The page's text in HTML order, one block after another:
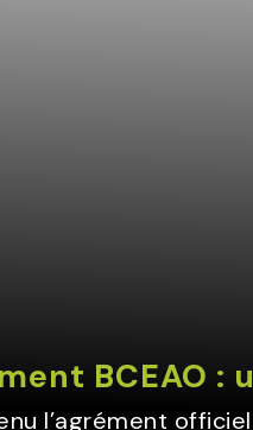
BCEAO :
l’agrément